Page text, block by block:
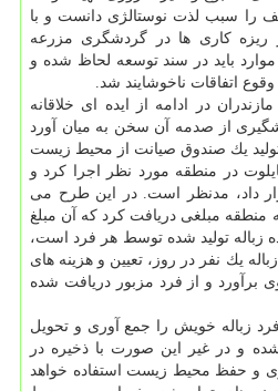
را سبب لذت نوستالژی دانست و با
ریزه كاری ها در گردشگری مزرعه
باید در سند توسعه لحاظ شده و
اتفاقات ناخوشایند شد.
در ادامه از ایده ای خلاقانه
از صدمه آن سخن به میان آورد
یك صندوق صیانت از محیط زیست
در منطقه مورد نظر اجرا كرد و
داد، مدنظر است. در این طرح می
مبلغی دریافت كرد كه آن مبلغ
زباله تولید شده توسط هر فرد است،
یك نفر در روز، تعیین و هزینه های
برآورد و از فرد مزبور دریافت شده
فرد زباله خویش را جمع آوری و تحویل
و در غیر این صورت با ذخیره در
و حفظ محیط زیست استفاده خواهد